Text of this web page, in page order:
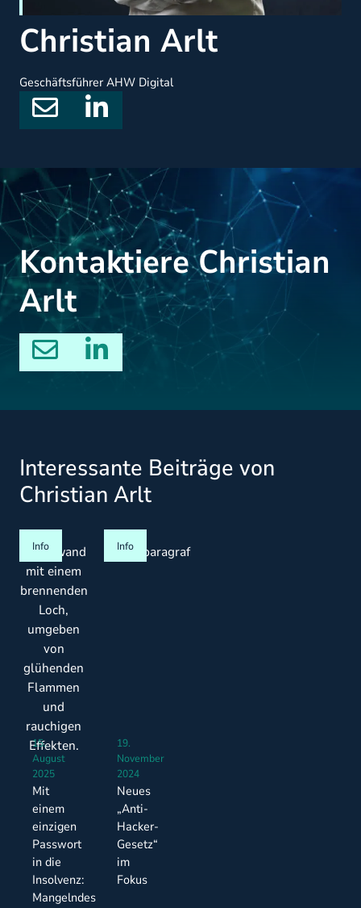
Christian Arlt
Geschäftsführer AHW Digital
Kontaktiere Christian
Arlt
Interessante Beiträge von
Christian Arlt
Info
15.
August
2025
Mit
einem
einzigen
Passwort
in die
Insolvenz:
Mangelndes
Info
19.
November
2024
Neues
„Anti-
Hacker-
Gesetz“
im
Fokus